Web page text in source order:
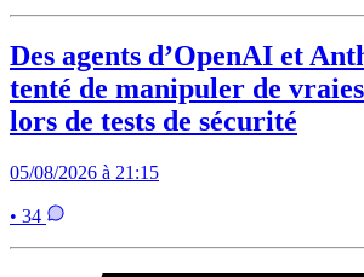
Des agents d’OpenAI et
tenté de manipuler de
lors de tests de sécurité
05/08/2026 à 21:15
• 34